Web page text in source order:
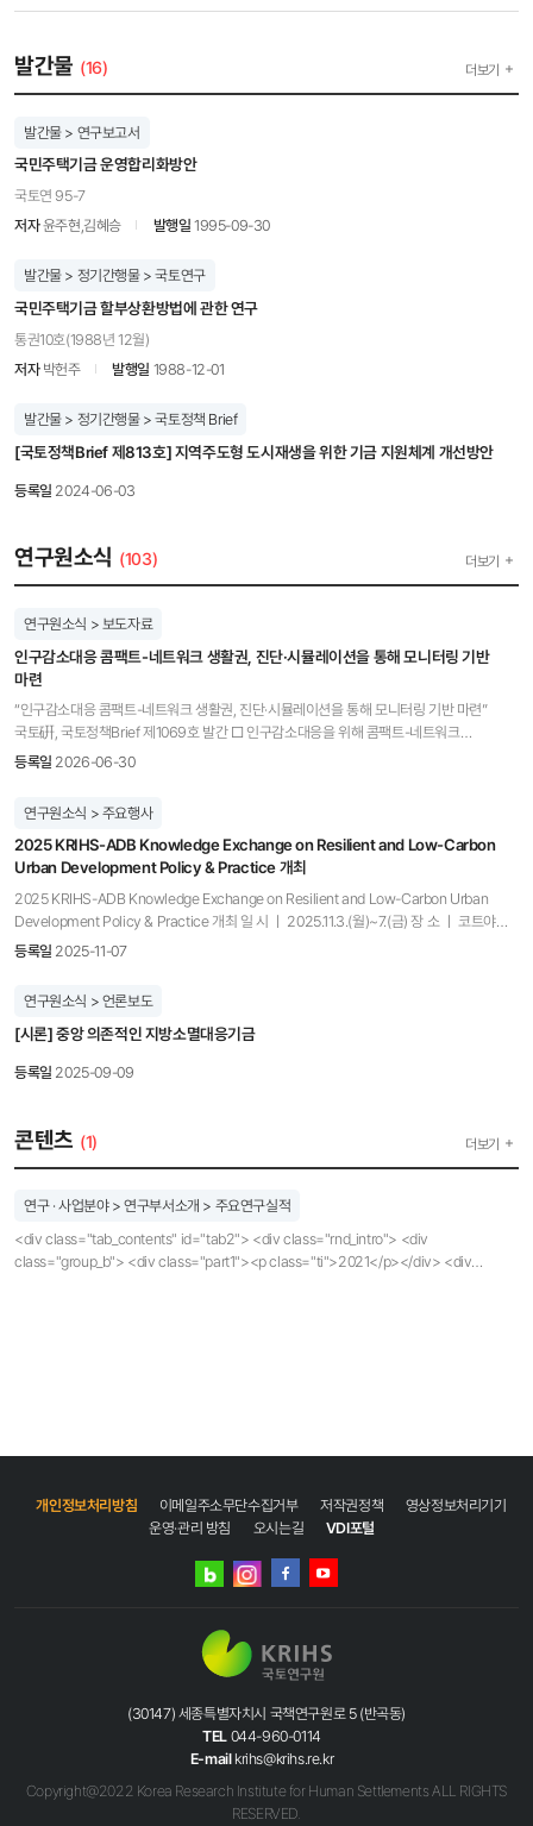
발간물 (16) 더보기
발간물 > 연구보고서
국민주택기금 운영합리화방안
국토연 95-7
저자윤주현,김혜승 발행일 1995-09-30
발간물 > 정기간행물 > 국토연구
국민주택기금 할부상환방법에 관한 연구
통권10호(1988년 12월)
저자박헌주 발행일 1988-12-01
발간물 > 정기간행물 > 국토정책 Brief
[국토정책Brief 제813호] 지역주도형 도시재생을 위한 기금 지원체계 개선방안
등록일 2024-06-03
연구원소식 (103) 더보기
연구원소식 > 보도자료
인구감소대응 콤팩트-네트워크 생활권, 진단·시뮬레이션을 통해 모니터링 기반
마련
“인구감소대응 콤팩트-네트워크 생활권, 진단·시뮬레이션을 통해 모니터링 기반 마련”
국토硏, 국토정책Brief 제1069호 발간 □ 인구감소대응을 위해 콤팩트-네트워크
생활권체계를 구축하여 국민 삶의 질을 높이고자 하나, 실제 생활권이 콤팩트-네트워크한
제1069호 “인구감소대응 콤팩트-네트워크 생활권, 진단·시뮬레이션을 통해 모니터링 기반
마련”을 통해 공간구조 목표 시나리오에 따라 경계가 다른 2040년 장래 지역생활권을
도출하였다. □ 황명화연구위원과 연구진은 보고서를 통해 다음과 같은 정책방안을
제시하였다. ◦ 소멸위기지역 재도약을 위한 생활권 중심 집약형 도시 조성(국정과제 54),
균형성장을 위한 공공서비스 광역화(국정과제 49)에 본 연구의 모형을 활용하여 증거 기반
국정과제 추진 강화 ◦ 광역계획, 도시계획 등을 수립할 때, 본 연구의 결과를 적용하여 상·
하위계획 간 정합성을 높이고, 콤팩트-네트워크 개념에 부합하는 생활권을 설정하여 이후의
선순환체계 구축 ◦ 인구감소정책의 중복투자 방지 및 파급효과 제고를 위해 정책투자
(사업발굴, 기금배분 등)의 기본 공간단위를 ‘시·군’에서 ‘생활권’ 단위로 전환하고 이를 위한
등록일 2026-06-30
연구원소식 > 주요행사
2025 KRIHS-ADB Knowledge Exchange on Resilient and Low-Carbon
Urban Development Policy & Practice 개최
2025 KRIHS-ADB Knowledge Exchange on Resilient and Low-Carbon Urban
Development Policy & Practice 개최 일 시 ㅣ 2025.11.3.(월)~7.(금) 장 소 ㅣ 코트야드
메리어트 서울 남대문 호텔 국토연구원 글로벌개발협력센터(GDPC)는 아시아개발은행
Resilient and Low-Carbon Urban Development Policy & Practice」를 개최했다. e-
아시아 및 지식협력기금(Korea e-Asia Knowledge Partnership, EAKPF)이 후원하고,
Countries, DMC) 6개국에서 참가자 12인, ADB 관계자 10인, 총 22인이 참가하여 한국의
탄소 중립을 위한 도시 정책, 신도시 개발, 기후변화 대응을 위한 도시의 행동 계획를 주제로
발표를 들었으며, 난지도, 선유도 공원, 판교 신도시, 노원 에너지 제로 주택단지를 방문하여
선임전문가의 환영사를 시작으로, 조판기 국토연구원 부원장의 환영사, 최병길 국토교통부
과장의 축사가 이어졌다. 5일 수요일 오전 실시한 네트워킹 세션에는 주택도시보증공사,
한국해외인프라도시개발지원공사, 서울국제개발협력단, 그리고 도화엔지니어링, RMS
정의하고 지속가능한 협력체계 구축을 위해 노력할 예정이다.
등록일 2025-11-07
연구원소식 > 언론보도
[시론] 중앙 의존적인 지방소멸대응기금
등록일 2025-09-09
콘텐츠 (1) 더보기
연구 · 사업분야 > 연구부서소개 > 주요연구실적
<div class="tab_contents" id="tab2"> <div class="rnd_intro"> <div
class="group_b"> <div class="part1"><p class="ti">2021</p></div> <div
구축방안 연구</li> <li>빅데이터를 활용한 주택시장 분석 및 예측 모형 개발(6차년도)
</li> </ul> </div> </div> <div class="group_b"> <div class="part1"><p
class="ti">2020</p></div> <div class="part2"> <ul class="bul2"> <li>주택시장
영향요인과 향후 정책방향</li> <li>부동산 시장질서 확립을 위한 중점 대응전략</li>
및 분석 시스템의 구축과 운영</li> <li>주택구매소비자의 의사결정구조를 반영한
주택시장 분석 체계 구축</li> </ul> </div> </div> <div class="group_b"> <div
class="bul2"> <li>주택임대차계약제도의 개선방향에 관한 연구</li> <li>2020년
국세수입 전망을 위한 부동산시장 전망</li> <li>공공임대주택 유형통합 임대료 체계 및
재원구조 등 수립 용역</li> <li>부동산 시장 진단전망 분석 시스템 구축 연구용역</li>
<li>부동산시장 안정을 위한 주택공급 및 재고주택 관리방안 연구(Ⅱ)</li> <li>중장기
부동산시장 전망과 안정적 시장관리를 위한 정책방안 연구(Ⅱ)</li> <li>2019년 부동산시장
개인정보처리방침 이메일주소무단수집거부 저작권정책
영상정보처리기기
운영·관리 방침
오시는길 VDI포털
네이버
인스타그램
(30147) 세종특별자치시 국책연구원로 5 (반곡동)
TEL 044-960-0114
E-mail krihs@krihs.re.kr
Copyright@2022 Korea Research Institute for Human Settlements ALL RIGHTS
RESERVED.